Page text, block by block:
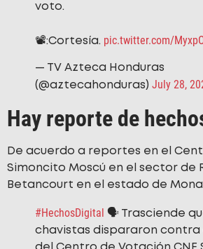
voto.
📽️:Cortesía. pic.twitter.com/
— TV Azteca Honduras
(@aztecahonduras) July 28,
Hay reporte de
De acuerdo a reportes en el
Simoncito Moscú en el sector de
Betancourt en el estado de
#HechosDigital 🗣️ Trasciende
chavistas dispararon